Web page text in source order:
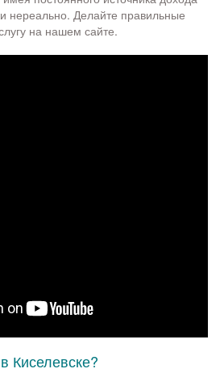
нереально. Делайте правильные
на нашем сайте.
Киселевске?